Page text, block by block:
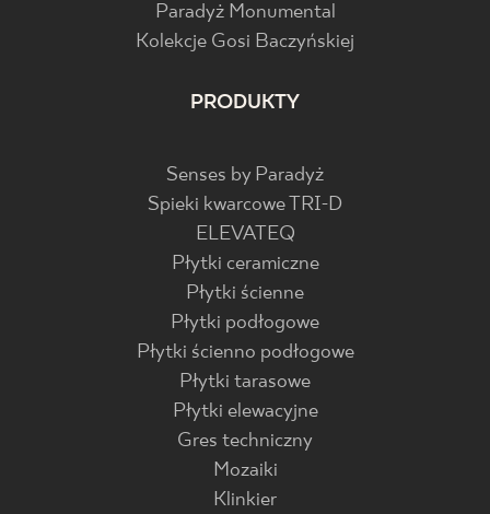
Paradyż Monumental
Kolekcje Gosi Baczyńskiej
PRODUKTY
Senses by Paradyż
Spieki kwarcowe TRI-D
ELEVATEQ
Płytki ceramiczne
Płytki ścienne
Płytki podłogowe
Płytki ścienno podłogowe
Płytki tarasowe
Płytki elewacyjne
Gres techniczny
Mozaiki
Klinkier